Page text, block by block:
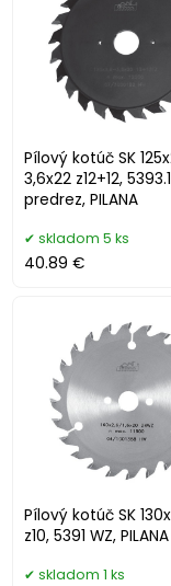
Pílový kotúč SK
3,6x22 z12+12,
predrez, PILANA
skladom 5 ks
40.89 €
Pílový kotúč SK
z10, 5391 WZ, PILANA
skladom 1 ks